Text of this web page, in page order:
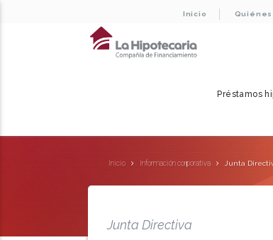
Inicio Quiénes
Préstamos
Inicio Información corporativa Junta
Junta Directiva